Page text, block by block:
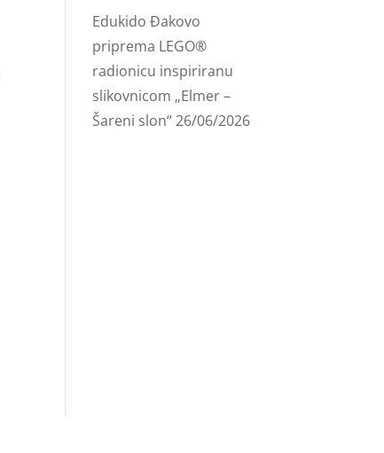
Edukido Đakovo
priprema LEGO®
radionicu inspiriranu
slikovnicom „Elmer –
Šareni slon“26/06/2026